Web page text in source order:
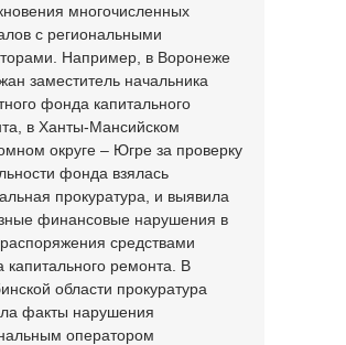
многочисленных
с региональными
Например, в Воронеже
заместитель начальника
фонда капитального
в Ханты-Мансийском
округе – Югре за проверку
фонда взялась
прокуратура, и выявила
финансовые нарушения в
средствами
капитального ремонта. В
области прокуратура
факты нарушения
оператором